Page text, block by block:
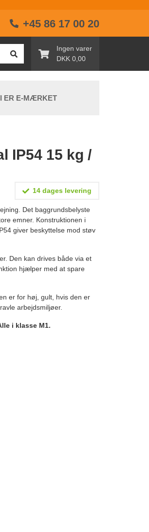
+45 86 17 00 20
Ingen varer
DKK 0,00
ER E-MÆRKET
IP54 15 kg /
14 dages levering
Det baggrundsbelyste
emner. Konstruktionen i
giver beskyttelse mod støv
Den kan drives både via et
hjælper med at spare
er for høj, gult, hvis den er
arbejdsmiljøer.
i klasse M1.